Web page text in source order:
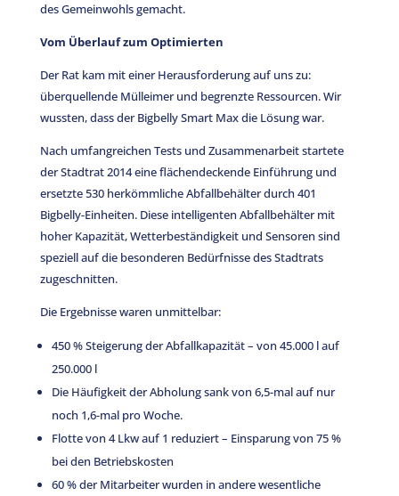
des Gemeinwohls gemacht.
Vom Überlauf zum Optimierten
Der Rat kam mit einer Herausforderung auf uns zu:
überquellende Mülleimer und begrenzte Ressourcen. Wir
wussten, dass der Bigbelly Smart Max die Lösung war.
Nach umfangreichen Tests und Zusammenarbeit startete
der Stadtrat 2014 eine flächendeckende Einführung und
ersetzte 530 herkömmliche Abfallbehälter durch 401
Bigbelly-Einheiten. Diese intelligenten Abfallbehälter mit
hoher Kapazität, Wetterbeständigkeit und Sensoren sind
speziell auf die besonderen Bedürfnisse des Stadtrats
zugeschnitten.
Die Ergebnisse waren unmittelbar:
450 % Steigerung der Abfallkapazität – von 45.000 l auf
250.000 l
Die Häufigkeit der Abholung sank von 6,5-mal auf nur
noch 1,6-mal pro Woche.
Flotte von 4 Lkw auf 1 reduziert – Einsparung von 75 %
bei den Betriebskosten
60 % der Mitarbeiter wurden in andere wesentliche